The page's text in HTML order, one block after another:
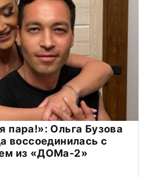
пара!»: Ольга Бузова
воссоединилась с
из «ДОМа-2»